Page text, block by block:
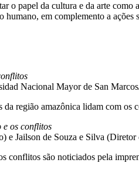
o papel da cultura e da arte
humano, em complemento a
Nacional Mayor de San
da região amazônica lidam com os
e os conflitos
e Jailson de Souza e Silva
conflitos são noticiados pela